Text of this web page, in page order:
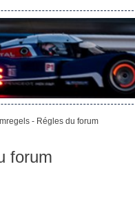
- Régles du forum
forum